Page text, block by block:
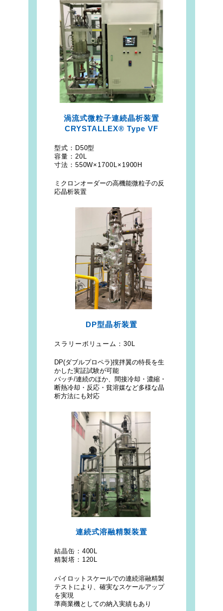
渦流式微粒子連続晶析装置
CRYSTALLEX® Type VF
型式： D50型
容量： 20L
寸法： 550W×1700L×1900H
ミクロンオーダーの高機能微粒子の反
応晶析装置
DP型晶析装置
スラリーボリューム：30L
DP(ダブルプロペラ)撹拌翼の特長を生
かした実証試験が可能
バッチ/連続のほか、間接冷却・濃縮・
断熱冷却・反応・貧溶媒など多様な晶
析方法にも対応
連続式溶融精製装置
結晶缶： 400L
精製塔： 120L
パイロットスケールでの連続溶融精製
テストにより、確実なスケールアップ
を実現
準商業機としての納入実績もあり